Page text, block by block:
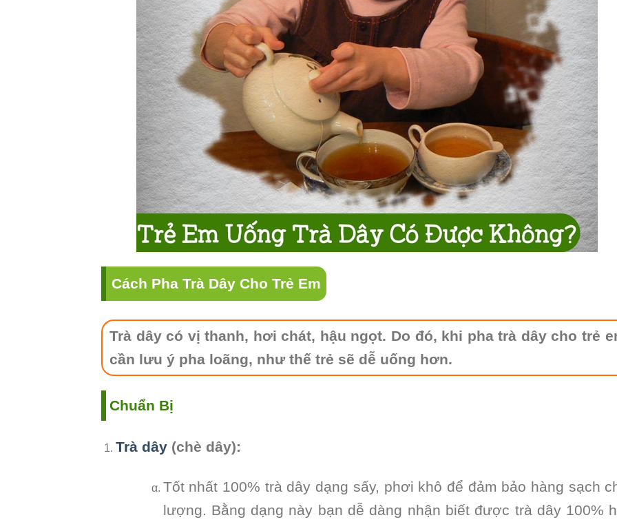
Cách Pha Trà Dây Cho Trẻ Em
Trà dây có vị thanh, hơi chát, hậu ngọt. Do đó, khi pha trà dây cho trẻ
cần lưu ý pha loãng, như thế trẻ sẽ dễ uống hơn.
Chuẩn Bị
Trà dây(chè dây):
Tốt nhất 100% trà dây dạng sấy, phơi khô để đảm bảo hàng sạch
lượng. Bằng dạng này bạn dễ dàng nhận biết được trà dây 100%